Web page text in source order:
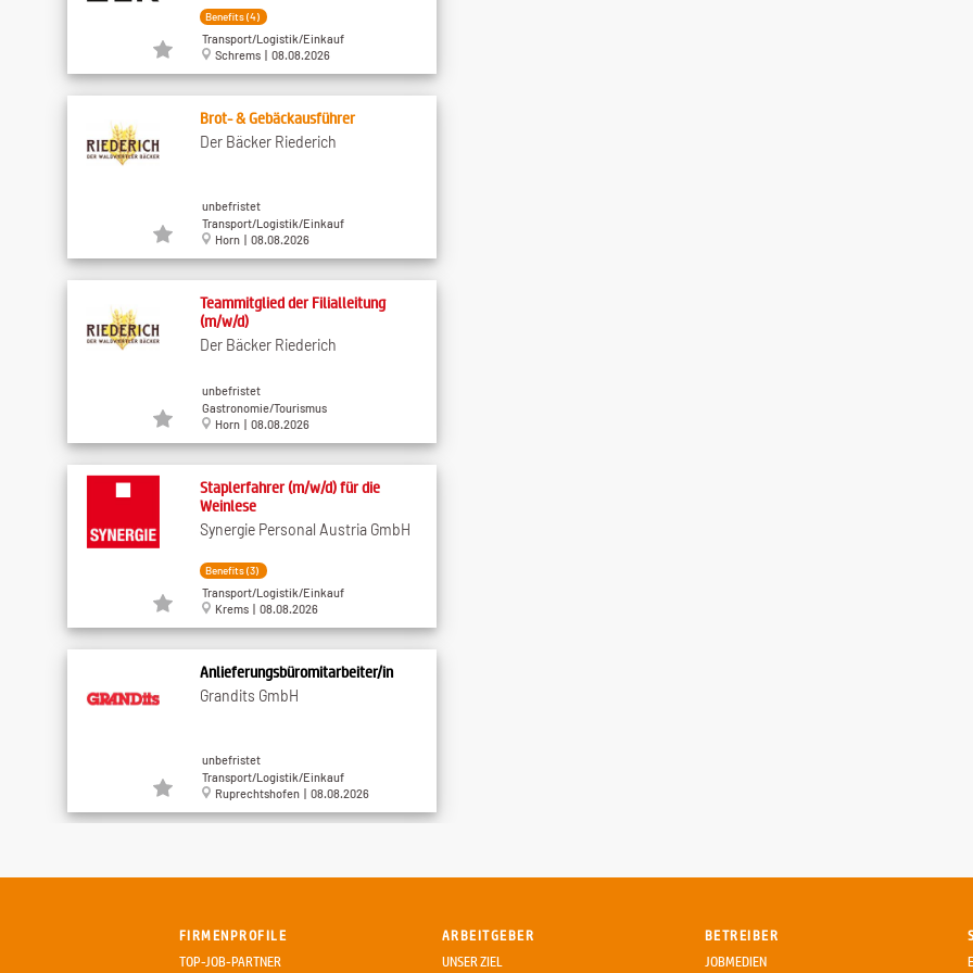
Benefits (4)
Transport/Logistik/Einkauf
Schrems | 08.08.2026
Brot- & Gebäckausführer
Der Bäcker Riederich
unbefristet
Transport/Logistik/Einkauf
Horn | 08.08.2026
Teammitglied der Filialleitung
(m/w/d)
Der Bäcker Riederich
unbefristet
Gastronomie/Tourismus
Horn | 08.08.2026
Staplerfahrer (m/w/d) für die
Weinlese
Synergie Personal Austria GmbH
Benefits (3)
Transport/Logistik/Einkauf
Krems | 08.08.2026
Anlieferungsbüromitarbeiter/in
Grandits GmbH
unbefristet
Transport/Logistik/Einkauf
Ruprechtshofen | 08.08.2026
Synergie Personal Austria GmbH
Benefits (4)
Transport/Logistik/Einkauf
FIRMENPROFILE
TOP-JOB-PARTNER
ARBEITGEBER
UNSER ZIEL
BETREIBER
JOBMEDIEN